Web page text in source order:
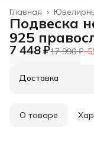
Главная ›
Подвеска
925
7 448 ₽17 990 ₽−
Доставка
О товаре